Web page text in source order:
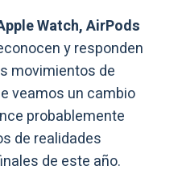
Watch, AirPods
y responden
movimientos de
veamos un cambio
probablemente
de realidades
de este año.